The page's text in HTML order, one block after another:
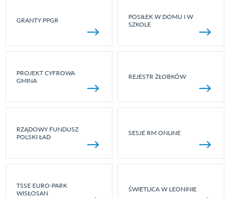
GRANTY PPGR
POSIŁEK W DOMU I W
SZKOLE
PROJEKT CYFROWA
GMINA
REJESTR ŻŁOBKÓW
RZĄDOWY FUNDUSZ
POLSKI ŁAD
SESJE RM ONLINE
TSSE EURO-PARK
WISŁOSAN
ŚWIETLICA W LEONINIE